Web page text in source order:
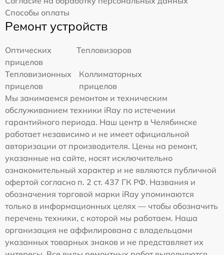
Способы оплаты
Ремонт устройств
Оптических
прицелов
Тепловизоров
Тепловизионных
прицелов
Коллиматорных
прицелов
Мы занимаемся ремонтом и техническим
обслуживанием техники iRay по истечении
гарантийного периода. Наш центр в Челябинске
работает независимо и не имеет официальной
авторизации от производителя. Цены на ремонт,
указанные на сайте, носят исключительно
ознакомительный характер и не являются публичной
офертой согласно п. 2 ст. 437 ГК РФ. Названия и
обозначения торговой марки iRay упоминаются
только в информационных целях — чтобы обозначить
перечень техники, с которой мы работаем. Наша
организация не аффилирована с владельцами
указанных товарных знаков и не представляет их